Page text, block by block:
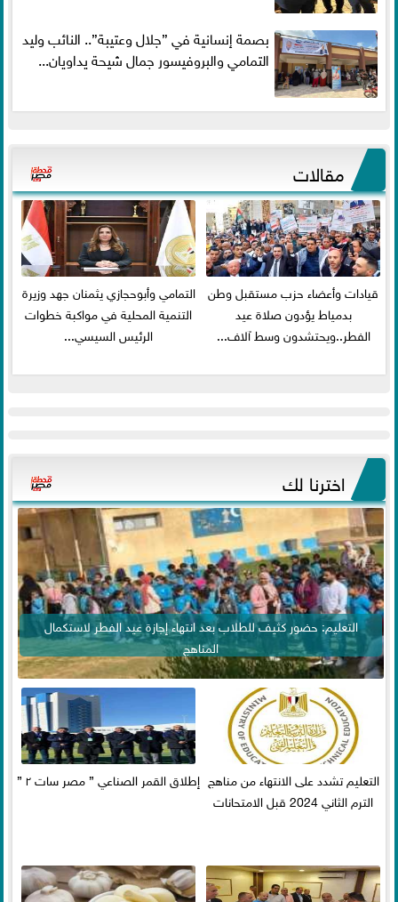
بصمة إنسانية في ”جلال وعتيبة”.. النائب وليد
التمامي والبروفيسور جمال شيحة يداويان...
مقالات
قيادات وأعضاء حزب مستقبل وطن
بدمياط يؤدون صلاة عيد
الفطر..ويحتشدون وسط آلاف...
التمامي وأبوحجازي يثمنان جهد وزيرة
التنمية المحلية في مواكبة خطوات
الرئيس السيسي...
اخترنا لك
التعليم: حضور كثيف للطلاب بعد انتهاء إجازة عيد الفطر لاستكمال
المناهج
التعليم تشدد على الانتهاء من مناهج
الترم الثاني 2024 قبل الامتحانات
إطلاق القمر الصناعي ” مصر سات ٢ ”